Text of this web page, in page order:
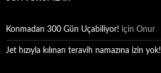
Konmadan 300 Gün Uçabiliyor! için Onur
Jet hızıyla kılınan teravih namazına izin yok!